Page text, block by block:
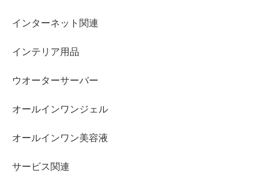
インターネット関連
インテリア用品
ウオーターサーバー
オールインワンジェル
オールインワン美容液
サービス関連